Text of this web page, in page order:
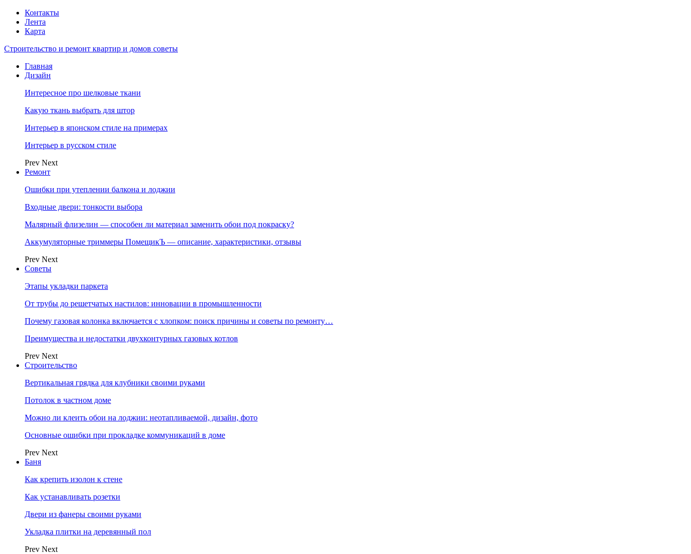
Контакты
Лента
Карта
Строительство и ремонт квартир и домов советы
Главная
Дизайн
Интересное про шелковые ткани
Какую ткань выбрать для штор
Интерьер в японском стиле на примерах
Интерьер в русском стиле
Prev Next
Ремонт
Ошибки при утеплении балкона и лоджии
Входные двери: тонкости выбора
Малярный флизелин — способен ли материал заменить обои под покраску?
Аккумуляторные триммеры ПомещикЪ — описание, характеристики, отзывы
Prev Next
Советы
Этапы укладки паркета
От трубы до решетчатых настилов: инновации в промышленности
Почему газовая колонка включается с хлопком: поиск причины и советы по ремонту…
Преимущества и недостатки двухконтурных газовых котлов
Prev Next
Строительство
Вертикальная грядка для клубники своими руками
Потолок в частном доме
Можно ли клеить обои на лоджии: неотапливаемой, дизайн, фото
Основные ошибки при прокладке коммуникаций в доме
Prev Next
Баня
Как крепить изолон к стене
Как устанавливать розетки
Двери из фанеры своими руками
Укладка плитки на деревянный пол
Prev Next